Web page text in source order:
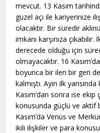
mevcut. 13 Kasım
güzel açı ile kariyerinize
olacaktır. Bir süredir
imkanı karşınıza
derecede olduğu için
olmayacaktır. 16
boyunca bir ileri bir geri
kalmıştı. Ayın ilk
Kasım’dan sonra ise ekip
konusunda güçlü ve aktif
Kasım’da Venüs ve
ikili ilişkiler ve para